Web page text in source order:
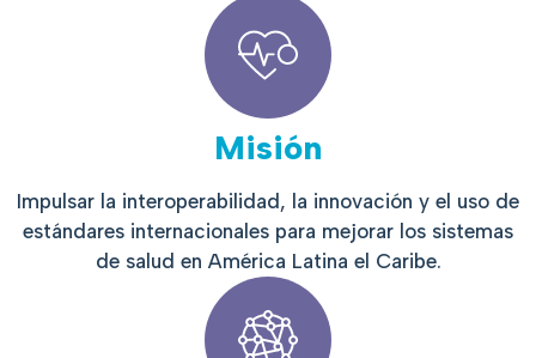
Misión
Impulsar la interoperabilidad, la innovación y el uso de
estándares internacionales para mejorar los sistemas
de salud en América Latina el Caribe.